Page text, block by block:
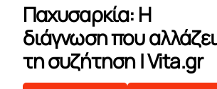
Παχυσαρκία: Η
διάγνωση που αλλάζει
τη συζήτηση | Vita.gr